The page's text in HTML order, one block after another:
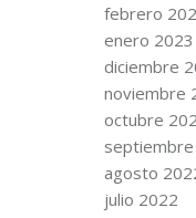
febrero
enero 2023
diciembre
noviembre
octubre
agosto
julio 2022